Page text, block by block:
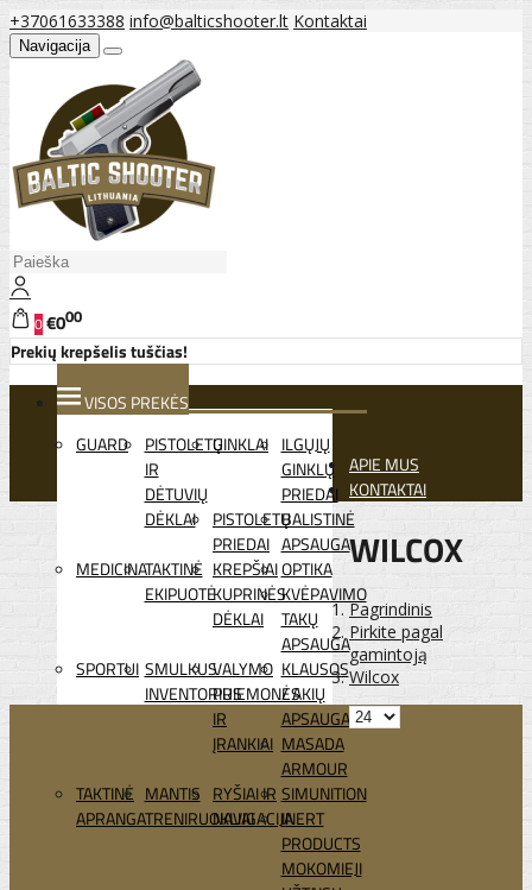
+37061633388 info@balticshooter.lt Kontaktai
Navigacija
0€000
Prekių krepšelis tuščias!
VISOS PREKĖS
GUARD
PISTOLETŲ
IR
DĖTUVIŲ
DĖKLAI
GINKLAI ILGŲJŲ
GINKLŲ
PRIEDAI
PISTOLETŲ
PRIEDAI
BALISTINĖ
APSAUGA
MEDICINATAKTINĖ
EKIPUOTĖ
KREPŠIAI
KUPRINĖS
DĖKLAI
OPTIKA
KVĖPAVIMO
TAKŲ
APSAUGA
SPORTUI SMULKUS
INVENTORIUS
VALYMO
PRIEMONĖS
IR
ĮRANKIAI
KLAUSOS
/ AKIŲ
APSAUGA
MASADA
ARMOUR
TAKTINĖ
APRANGA
MANTIS
TRENIRUOKLIAI
RYŠIAI IR
NAVIGACIJA
SIMUNITION
INERT
PRODUCTS
MOKOMIEJI
APIE MUS
KONTAKTAI
WILCOX
Pagrindinis
Pirkite pagal
gamintoją
Wilcox